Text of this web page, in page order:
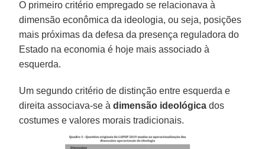
O primeiro critério empregado se relacionava à
dimensão econômica da ideologia, ou seja, posições
mais próximas da defesa da presença reguladora do
Estado na economia é hoje mais associado à
esquerda.
Um segundo critério de distinção entre esquerda e
direita associava-se àdimensão ideológica dos
costumes e valores morais tradicionais.